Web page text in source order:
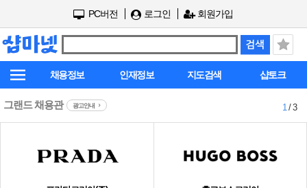
PC버전 로그인 회원가입
채용정보 인재정보 지도검색 샵토크
그랜드 채용관 광고안내 1/ 3